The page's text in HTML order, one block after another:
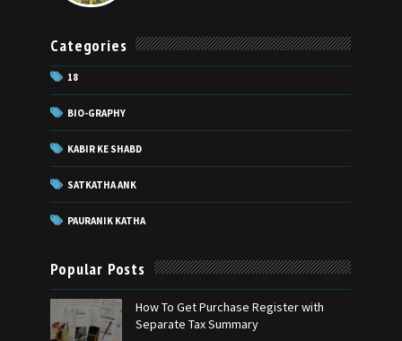
Categories
18
BIO-GRAPHY
KABIR KE SHABD
SATKATHA ANK
PAURANIK KATHA
Popular Posts
How To Get Purchase Register with
Separate Tax Summary